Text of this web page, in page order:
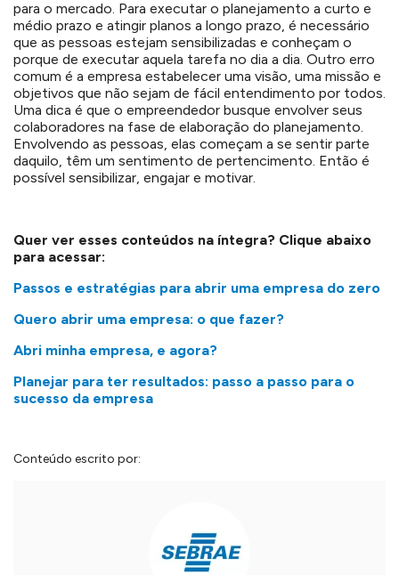
para o mercado. Para executar o planejamento a curto e
médio prazo e atingir planos a longo prazo, é necessário
que as pessoas estejam sensibilizadas e conheçam o
porque de executar aquela tarefa no dia a dia. Outro erro
comum é a empresa estabelecer uma visão, uma missão e
objetivos que não sejam de fácil entendimento por todos.
Uma dica é que o empreendedor busque envolver seus
colaboradores na fase de elaboração do planejamento.
Envolvendo as pessoas, elas começam a se sentir parte
daquilo, têm um sentimento de pertencimento. Então é
possível sensibilizar, engajar e motivar.
Quer ver esses conteúdos na íntegra? Clique abaixo
para acessar:
Passos e estratégias para abrir uma empresa do zero
Quero abrir uma empresa: o que fazer?
Abri minha empresa, e agora?
Planejar para ter resultados: passo a passo para o
sucesso da empresa
Conteúdo escrito por: